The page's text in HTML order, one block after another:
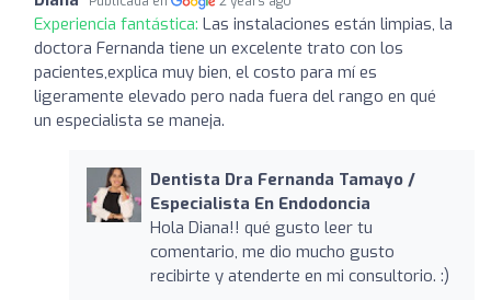
Experiencia fantástica: Las instalaciones están limpias, la
doctora Fernanda tiene un excelente trato con los
pacientes,explica muy bien, el costo para mí es
ligeramente elevado pero nada fuera del rango en qué
un especialista se maneja.
Dentista Dra Fernanda Tamayo /
Especialista En Endodoncia
Hola Diana!! qué gusto leer tu
comentario, me dio mucho gusto
recibirte y atenderte en mi consultorio. :)